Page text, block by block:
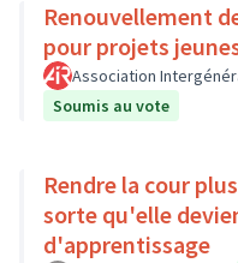
Renouvellement
pour projets
Association
Soumis au vote
Rendre la cour
sorte qu'elle
d'apprentissage